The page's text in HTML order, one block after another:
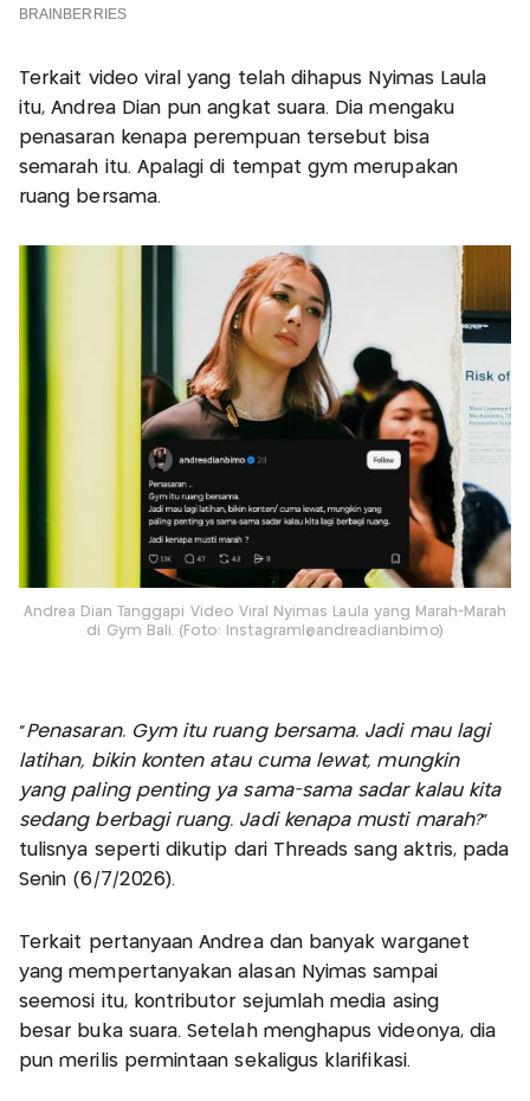
Terkait video viral yang telah dihapus Nyimas Laula
itu, Andrea Dian pun angkat suara. Dia mengaku
penasaran kenapa perempuan tersebut bisa
semarah itu. Apalagi di tempat gym merupakan
ruang bersama.
Andrea Dian Tanggapi Video Viral Nyimas Laula yang Marah-Marah
di Gym Bali. (Foto: Instagram|@andreadianbimo)
“Penasaran. Gym itu ruang bersama. Jadi mau lagi
latihan, bikin konten atau cuma lewat, mungkin
yang paling penting ya sama-sama sadar kalau kita
sedang berbagi ruang. Jadi kenapa musti marah?”
tulisnya seperti dikutip dari Threads sang aktris, pada
Senin (6/7/2026).
Terkait pertanyaan Andrea dan banyak warganet
yang mempertanyakan alasan Nyimas sampai
seemosi itu, kontributor sejumlah media asing
besar buka suara. Setelah menghapus videonya, dia
pun merilis permintaan sekaligus klarifikasi.